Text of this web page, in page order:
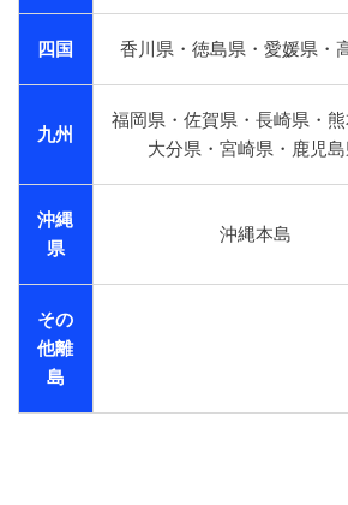
四国 香川県・徳島県・愛媛県・
九州
福岡県・佐賀県・長崎県・熊
大分県・宮崎県・鹿児
沖縄
県
沖縄本島
その
他離
島